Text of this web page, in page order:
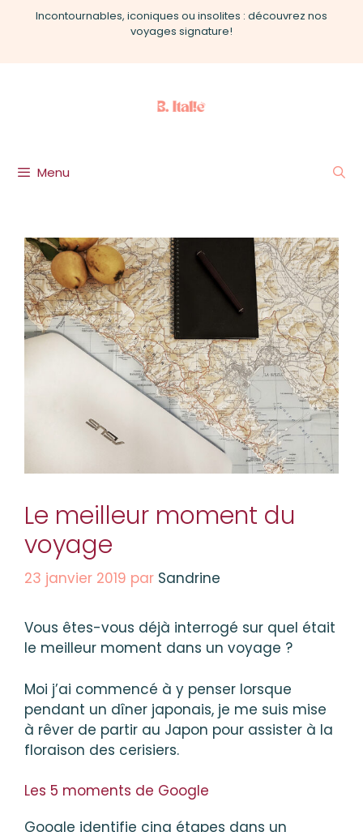
Incontournables, iconiques ou insolites : découvrez nos
voyages signature!
Menu
Le meilleur moment du
voyage
23 janvier 2019 par Sandrine
Vous êtes-vous déjà interrogé sur quel était
le meilleur moment dans un voyage ?
Moi j’ai commencé à y penser lorsque
pendant un dîner japonais, je me suis mise
à rêver de partir au Japon pour assister à la
floraison des cerisiers.
Les 5 moments de Google
Google identifie cinq étapes dans un